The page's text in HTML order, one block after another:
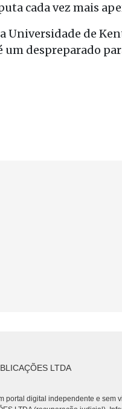
cada vez mais
Universidade de
despreparado
LTDA
portal digital independente e sem